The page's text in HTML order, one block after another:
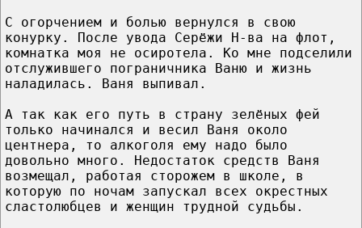
С огорчением и болью вернулся в свою
конурку. После увода Серёжи Н-ва на флот,
комнатка моя не осиротела. Ко мне подселили
отслужившего пограничника Ваню и жизнь
наладилась. Ваня выпивал.
А так как его путь в страну зелёных фей
только начинался и весил Ваня около
центнера, то алкоголя ему надо было
довольно много. Недостаток средств Ваня
возмещал, работая сторожем в школе, в
которую по ночам запускал всех окрестных
сластолюбцев и женщин трудной судьбы.